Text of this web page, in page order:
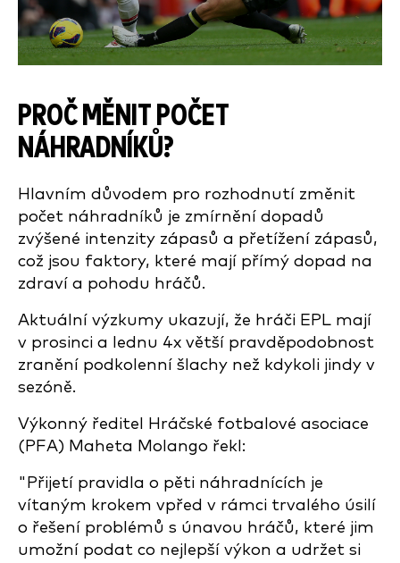
PROČ MĚNIT POČET
NÁHRADNÍKŮ?
Hlavním důvodem pro rozhodnutí změnit
počet náhradníků je zmírnění dopadů
zvýšené intenzity zápasů a přetížení zápasů,
což jsou faktory, které mají přímý dopad na
zdraví a pohodu hráčů.
Aktuální výzkumy ukazují, že hráči EPL mají
v prosinci a lednu 4x větší pravděpodobnost
zranění podkolenní šlachy než kdykoli jindy v
sezóně.
Výkonný ředitel Hráčské fotbalové asociace
(PFA) Maheta Molango řekl:
"Přijetí pravidla o pěti náhradnících je
vítaným krokem vpřed v rámci trvalého úsilí
o řešení problémů s únavou hráčů, které jim
umožní podat co nejlepší výkon a udržet si